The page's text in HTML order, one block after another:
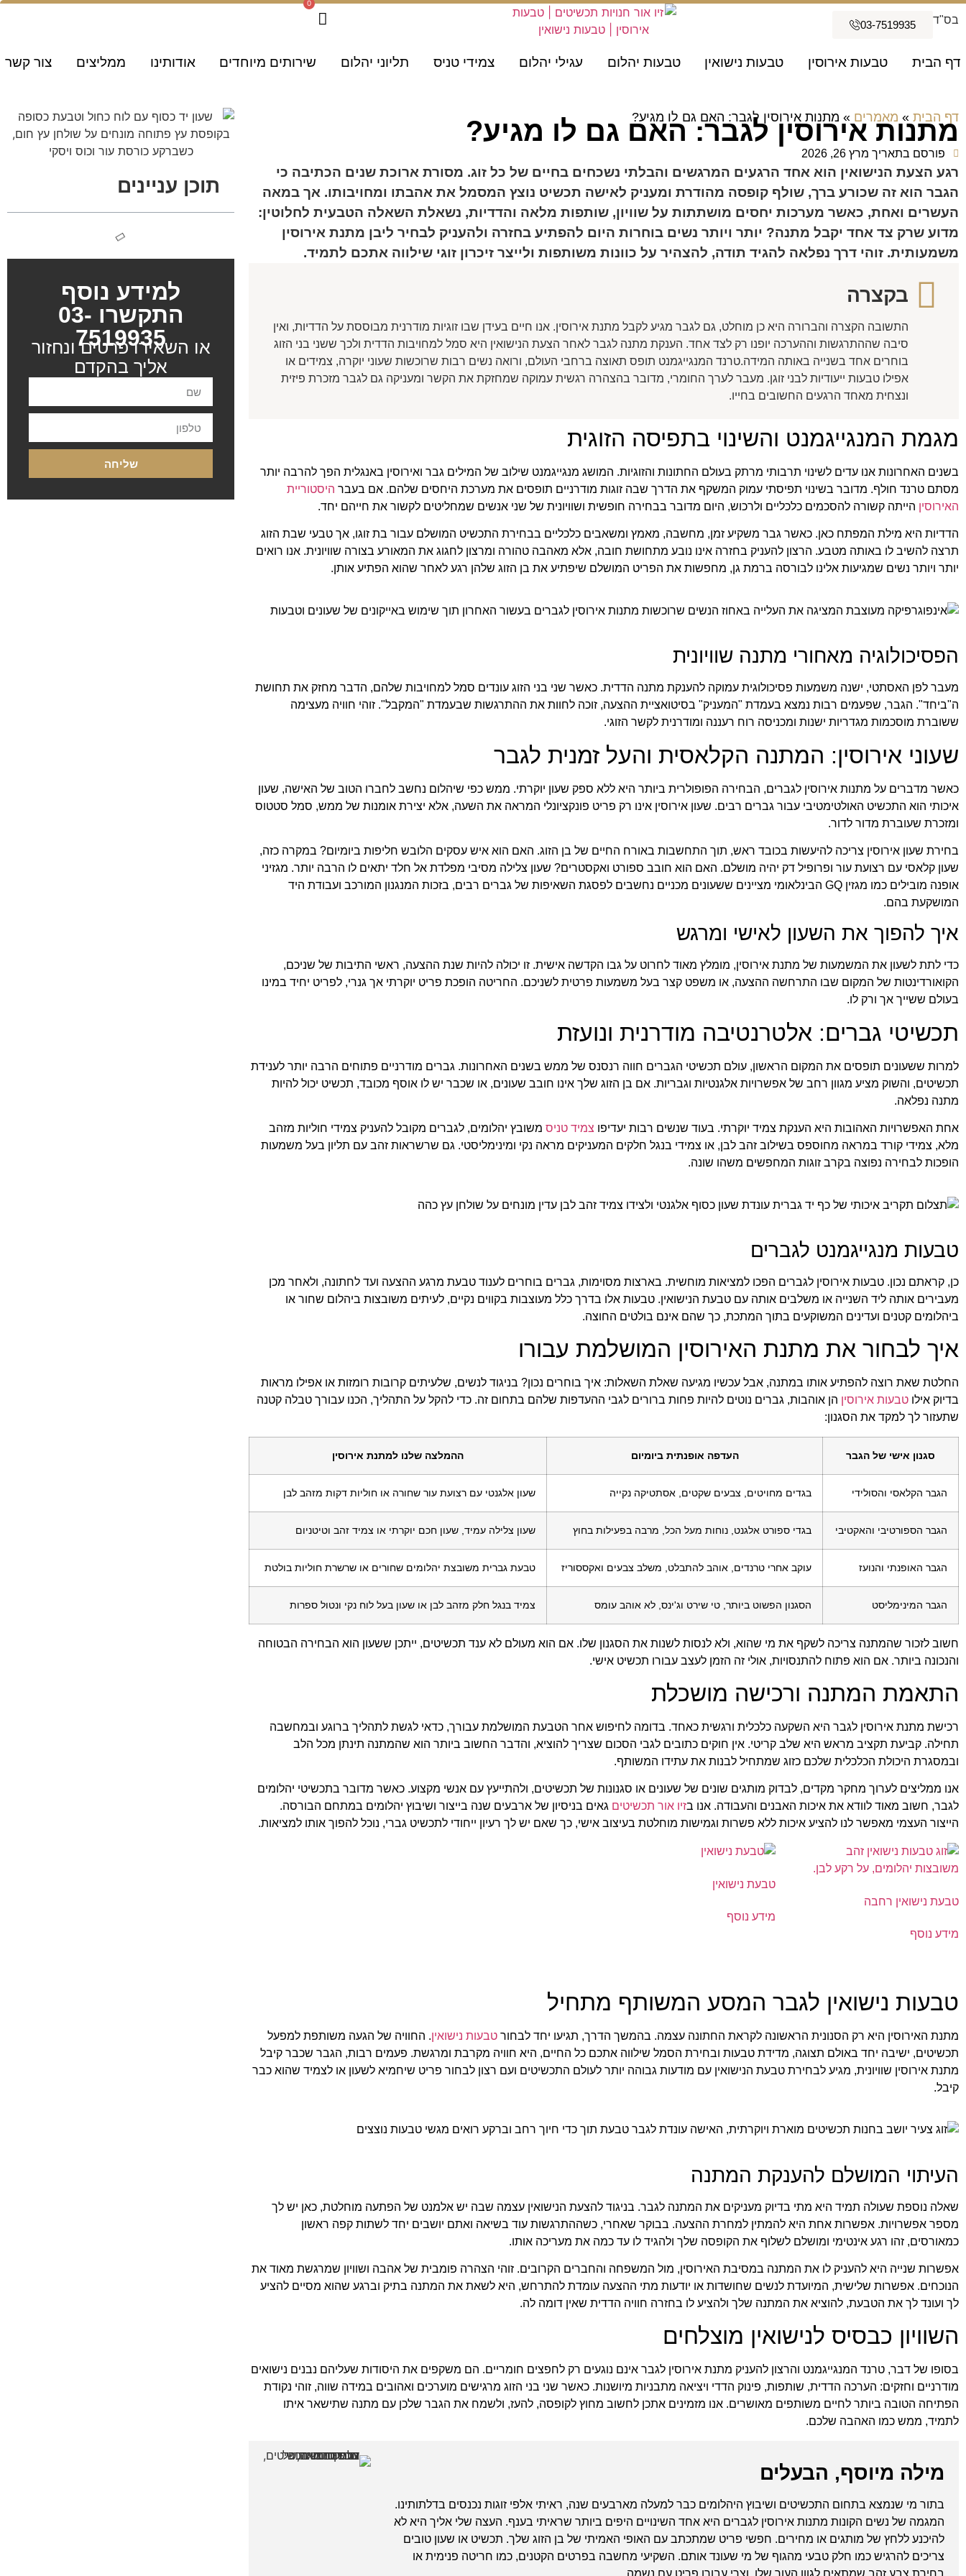
בס"ד 03-7519935
0
דף הבית טבעות אירוסין טבעות נישואין טבעות יהלום עגילי יהלום צמידי טניס תליוני יהלום שירותים מיוחדים אודותינו ממליצים צור קשר
דף הבית » מאמרים » מתנות אירוסין לגבר: האם גם לו מגיע?
מתנות אירוסין לגבר: האם גם לו מגיע?
פורסם בתאריך מרץ 26, 2026
רגע הצעת הנישואין הוא אחד הרגעים המרגשים והבלתי נשכחים בחיים של כל זוג. מסורת ארוכת שנים הכתיבה כי
הגבר הוא זה שכורע ברך, שולף קופסה מהודרת ומעניק לאישה תכשיט נוצץ המסמל את אהבתו ומחויבותו. אך במאה
העשרים ואחת, כאשר מערכות יחסים מושתתות על שוויון, שותפות מלאה והדדיות, נשאלת השאלה הטבעית לחלוטין:
מדוע שרק צד אחד יקבל מתנה? יותר ויותר נשים בוחרות היום להפתיע בחזרה ולהעניק לבחיר ליבן מתנת אירוסין
משמעותית. זוהי דרך נפלאה להגיד תודה, להצהיר על כוונות משותפות ולייצר זיכרון זוגי שילווה אתכם לתמיד.
בקצרה
התשובה הקצרה והברורה היא כן מוחלט, גם לגבר מגיע לקבל מתנת אירוסין. אנו חיים בעידן שבו זוגיות מודרנית מבוססת על הדדיות, ואין
סיבה שההתרגשות וההערכה יופנו רק לצד אחד. הענקת מתנה לגבר לאחר הצעת הנישואין היא סמל למחויבות הדדית ולכך ששני בני הזוג
בוחרים אחד בשנייה באותה המידה.טרנד המנגייגמנט תופס תאוצה ברחבי העולם, ורואה נשים רבות שרוכשות שעוני יוקרה, צמידים או
אפילו טבעות ייעודיות לבני זוגן. מעבר לערך החומרי, מדובר בהצהרה רגשית עמוקה שמחזקת את הקשר ומעניקה גם לגבר מזכרת פיזית
ונצחית מאחד הרגעים החשובים בחייו.
מגמת המנגייגמנט והשינוי בתפיסה הזוגית
בשנים האחרונות אנו עדים לשינוי תרבותי מרתק בעולם החתונות והזוגיות. המושג מנגייגמנט שילוב של המילים גבר ואירוסין באנגלית הפך להרבה יותר
מסתם טרנד חולף. מדובר בשינוי תפיסתי עמוק המשקף את הדרך שבה זוגות מודרניים תופסים את מערכת היחסים שלהם. אם בעבר היסטוריית
האירוסין הייתה קשורה להסכמים כלכליים ולרכוש, היום מדובר בבחירה חופשית ושוויונית של שני אנשים שמחליטים לקשור את חייהם יחד.
הדדיות היא מילת המפתח כאן. כאשר גבר משקיע זמן, מחשבה, מאמץ ומשאבים כלכליים בבחירת התכשיט המושלם עבור בת זוגו, אך טבעי שבת הזוג
תרצה להשיב לו באותה מטבע. הרצון להעניק בחזרה אינו נובע מתחושת חובה, אלא מאהבה טהורה ומרצון לחגוג את המאורע בצורה שוויונית. אנו רואים
יותר ויותר נשים שמגיעות אלינו לבורסה ברמת גן, מחפשות את הפריט המושלם שיפתיע את בן הזוג שלהן רגע לאחר שהוא הפתיע אותן.
הפסיכולוגיה מאחורי מתנה שוויונית
מעבר לפן האסתטי, ישנה משמעות פסיכולוגית עמוקה להענקת מתנה הדדית. כאשר שני בני הזוג עונדים סמל למחויבות שלהם, הדבר מחזק את תחושת
ה"ביחד". הגבר, שפעמים רבות נמצא בעמדת "המעניק" בסיטואציית ההצעה, זוכה לחוות את ההתרגשות שבעמדת "המקבל". זוהי חוויה מעצימה
ששוברת מוסכמות מגדריות ישנות ומכניסה רוח רעננה ומודרנית לקשר הזוגי.
שעוני אירוסין: המתנה הקלאסית והעל זמנית לגבר
כאשר מדברים על מתנות אירוסין לגברים, הבחירה הפופולרית ביותר היא ללא ספק שעון יוקרתי. ממש כפי שיהלום נחשב לחברו הטוב של האישה, שעון
איכותי הוא התכשיט האולטימטיבי עבור גברים רבים. שעון אירוסין אינו רק פריט פונקציונלי המראה את השעה, אלא יצירת אומנות של ממש, סמל סטטוס
ומזכרת שעוברת מדור לדור.
בחירת שעון אירוסין צריכה להיעשות בכובד ראש, תוך התחשבות באורח החיים של בן הזוג. האם הוא איש עסקים הלובש חליפות ביומיום? במקרה כזה,
שעון קלאסי עם רצועת עור ופרופיל דק יהיה מושלם. האם הוא חובב ספורט ואקסטרים? שעון צלילה מסיבי מפלדת אל חלד יתאים לו הרבה יותר. מגזיני
אופנה מובילים כמו מגזין GQ הבינלאומי מציינים ששעונים מכניים נחשבים לפסגת השאיפות של גברים רבים, בזכות המנגנון המורכב ועבודת היד
המושקעת בהם.
איך להפוך את השעון לאישי ומרגש
כדי לתת לשעון את המשמעות של מתנת אירוסין, מומלץ מאוד לחרוט על גבו הקדשה אישית. זו יכולה להיות שנת ההצעה, ראשי התיבות של שניכם,
הקואורדינטות של המקום שבו התרחשה ההצעה, או משפט קצר בעל משמעות פרטית לשניכם. החריטה הופכת פריט יוקרתי אך גנרי, לפריט יחיד במינו
בעולם ששייך אך ורק לו.
תכשיטי גברים: אלטרנטיבה מודרנית ונועזת
למרות ששעונים תופסים את המקום הראשון, עולם תכשיטי הגברים חווה רנסנס של ממש בשנים האחרונות. גברים מודרניים פתוחים הרבה יותר לענידת
תכשיטים, והשוק מציע מגוון רחב של אפשרויות אלגנטיות וגבריות. אם בן הזוג שלך אינו חובב שעונים, או שכבר יש לו אוסף מכובד, תכשיט יכול להיות
מתנה נפלאה.
אחת האפשרויות האהובות היא הענקת צמיד יוקרתי. בעוד שנשים רבות יעדיפו צמיד טניס משובץ יהלומים, לגברים מקובל להעניק צמידי חוליות מזהב
מלא, צמידי קורד במראה מחוספס בשילוב זהב לבן, או צמידי בנגל חלקים המעניקים מראה נקי ומינימליסטי. גם שרשראות זהב עם תליון בעל משמעות
הופכות לבחירה נפוצה בקרב זוגות המחפשים משהו שונה.
טבעות מנגייגמנט לגברים
כן, קראתם נכון. טבעות אירוסין לגברים הפכו למציאות מוחשית. בארצות מסוימות, גברים בוחרים לענוד טבעת מרגע ההצעה ועד לחתונה, ולאחר מכן
מעבירים אותה ליד השנייה או משלבים אותה עם טבעת הנישואין. טבעות אלו בדרך כלל מעוצבות בקווים נקיים, לעיתים משובצות ביהלום שחור או
ביהלומים קטנים ועדינים המשוקעים בתוך המתכת, כך שהם אינם בולטים החוצה.
איך לבחור את מתנת האירוסין המושלמת עבורו
החלטת שאת רוצה להפתיע אותו במתנה, אבל עכשיו מגיעה שאלת השאלות: איך בוחרים נכון? בניגוד לנשים, שלעיתים קרובות רומזות או אפילו מראות
בדיוק אילו טבעות אירוסין הן אוהבות, גברים נוטים להיות פחות ברורים לגבי ההעדפות שלהם בתחום זה. כדי להקל על התהליך, הכנו עבורך טבלה קטנה
שתעזור לך למקד את הסגנון:
סגנון אישי של הגבר העדפה אופנתית ביומיום ההמלצה שלנו למתנת אירוסין
הגבר הקלאסי והסולידי בגדים מחויטים, צבעים שקטים, אסתטיקה נקייה שעון אלגנטי עם רצועת עור שחורה או חוליות דקות מזהב לבן
הגבר הספורטיבי והאקטיבי בגדי ספורט אלגנט, נוחות מעל הכל, מרבה בפעילות בחוץ שעון צלילה עמיד, שעון חכם יוקרתי או צמיד זהב וטיטניום
הגבר האופנתי והנועז עוקב אחרי טרנדים, אוהב להתבלט, משלב צבעים ואקססוריז טבעת גברית משובצת יהלומים שחורים או שרשרת חוליות בולטת
הגבר המינימליסט הסגנון הפשוט ביותר, טי שירט וג'ינס, לא אוהב עומס צמיד בנגל חלק מזהב לבן או שעון בעל לוח נקי ונטול ספרות
חשוב לזכור שהמתנה צריכה לשקף את מי שהוא, ולא לנסות לשנות את הסגנון שלו. אם הוא מעולם לא ענד תכשיטים, ייתכן ששעון הוא הבחירה הבטוחה
והנכונה ביותר. אם הוא פתוח להתנסויות, אולי זה הזמן לעצב עבורו תכשיט אישי.
התאמת המתנה ורכישה מושכלת
רכישת מתנת אירוסין לגבר היא השקעה כלכלית ורגשית כאחד. בדומה לחיפוש אחר הטבעת המושלמת עבורך, כדאי לגשת לתהליך ברוגע ובמחשבה
תחילה. קביעת תקציב מראש היא שלב קריטי. אין חוקים כתובים לגבי הסכום שצריך להוציא, והדבר החשוב ביותר הוא שהמתנה תינתן מכל הלב
ובמסגרת היכולת הכלכלית שלכם כזוג שמתחיל לבנות את עתידו המשותף.
אנו ממליצים לערוך מחקר מקדים, לבדוק מותגים שונים של שעונים או סגנונות של תכשיטים, ולהתייעץ עם אנשי מקצוע. כאשר מדובר בתכשיטי יהלומים
לגבר, חשוב מאוד לוודא את איכות האבנים והעבודה. אנו בזיו אור תכשיטים גאים בניסיון של ארבעים שנה בייצור ושיבוץ יהלומים במתחם הבורסה.
הייצור העצמי מאפשר לנו להציע איכות ללא פשרות וגמישות מוחלטת בעיצוב אישי, כך שאם יש לך רעיון ייחודי לתכשיט גברי, נוכל להפוך אותו למציאות.
טבעת נישואין רחבה
מידע נוסף
טבעת נישואין
מידע נוסף
טבעות נישואין לגבר המסע המשותף מתחיל
מתנת האירוסין היא רק הסנונית הראשונה לקראת החתונה עצמה. בהמשך הדרך, תגיעו יחד לבחור טבעות נישואין. החוויה של הגעה משותפת למפעל
תכשיטים, ישיבה יחד באולם תצוגה, מדידת טבעות ובחירת הסמל שילווה אתכם כל החיים, היא חוויה מקרבת ומרגשת. פעמים רבות, הגבר שכבר קיבל
מתנת אירוסין שוויונית, מגיע לבחירת טבעת הנישואין עם מודעות גבוהה יותר לעולם התכשיטים ועם רצון לבחור פריט שיחמיא לשעון או לצמיד שהוא כבר
קיבל.
העיתוי המושלם להענקת המתנה
שאלה נוספת שעולה תמיד היא מתי בדיוק מעניקים את המתנה לגבר. בניגוד להצעת הנישואין עצמה שבה יש אלמנט של הפתעה מוחלטת, כאן יש לך
מספר אפשרויות. אפשרות אחת היא להמתין למחרת ההצעה. בבוקר שאחרי, כשההתרגשות עוד בשיאה ואתם יושבים יחד לשתות קפה ראשון
כמאורסים, זהו רגע אינטימי ומושלם לשלוף את הקופסה שלך ולהגיד לו עד כמה את מעריכה אותו.
אפשרות שנייה היא להעניק לו את המתנה במסיבת האירוסין, מול המשפחה והחברים הקרובים. זוהי הצהרה פומבית של אהבה ושוויון שמרגשת מאוד את
הנוכחים. אפשרות שלישית, המיועדת לנשים שחושדות או יודעות מתי ההצעה עומדת להתרחש, היא לשאת את המתנה בתיק וברגע שהוא מסיים להציע
לך ועונד לך את הטבעת, להוציא את המתנה שלך ולהציע לו בחזרה חוויה הדדית שאין דומה לה.
השוויון כבסיס לנישואין מוצלחים
בסופו של דבר, טרנד המנגייגמנט והרצון להעניק מתנת אירוסין לגבר אינם נוגעים רק לחפצים חומריים. הם משקפים את היסודות שעליהם נבנים נישואים
מודרניים וחזקים: הערכה הדדית, שותפות, פינוק הדדי ויציאה מתבניות מיושנות. כאשר שני בני הזוג מרגישים מוערכים ואהובים במידה שווה, זוהי נקודת
הפתיחה הטובה ביותר לחיים משותפים מאושרים. אנו מזמינים אתכן לחשוב מחוץ לקופסה, להעז, ולשמח את הגבר שלכן עם מתנה שתישאר איתו
לתמיד, ממש כמו האהבה שלכם.
מילה מיוסף, הבעלים
בתור מי שנמצא בתחום התכשיטים ושיבוץ היהלומים כבר למעלה מארבעים שנה, ראיתי אלפי זוגות נכנסים בדלתותינו.
המגמה של נשים הקונות מתנות אירוסין לגברים היא אחד השינויים היפים ביותר שראיתי בענף. העצה שלי אליך היא לא
להיכנע ללחץ של מותגים או מחירים. חפשי פריט שמתכתב עם האופי האמיתי של בן הזוג שלך. תכשיט או שעון טובים
צריכים להרגיש כמו חלק טבעי מהגוף של מי שעונד אותם. השקיעי מחשבה בפרטים הקטנים, כמו חריטה פנימית או
בחירת צבע זהב שמתאים לגוון העור שלו, וצרי עבורו פריט עם נשמה.
תוכן עניינים
למידע נוסף
התקשרו 03-
7519935
או השאירו פרטים ונחזור
אליך בהקדם
שליחה